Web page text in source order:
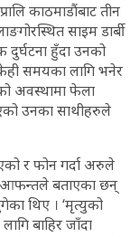
काठमाडौंबाट तीन
साइम डार्बी
दुर्घटना हुँदा उनको
समयका लागि भनेर
अवस्थामा फेला
उनका साथीहरुले
र फोन गर्दा अरुले
आफन्तले बताएका छन्
थिए । ‘मृत्युको
बाहिर जाँदा